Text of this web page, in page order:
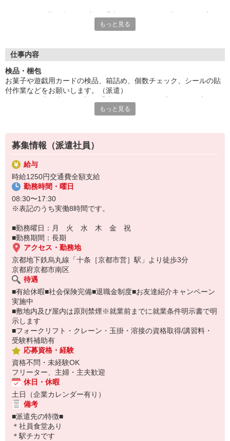
【キャンペーン】お友達紹介でデジタルギフト3000円分プレゼ
『テクノ・サービス』は、派遣業界大手スタッフサービスグルー
プです。
全国にあるお仕事の中から、一人ひとりのスキルや希望条件に応
じたお仕事をご案内します。
登録方法は、【オンライン】【電話】【登録会来場】の3つから
選べます♪
★★履歴書・証明写真は不要！★★
また、ご登録済の方はお仕事の紹介がスムーズです。
ご応募お待ちしています。
もっと見る
仕事内容
検品・梱包
お菓子や遊戯用カードの検品、箱詰め、個数チェック、シールの貼
付作業などをお願いします。（派遣）
＊簡単作業です
もっと見る
募集情報（派遣社員）
給与
時給1250円交通費全額支給
勤務時間・曜日
08:30〜17:30
※表記のうち実働8時間です。
■勤務曜日：月 火 水 木 金 祝
■勤務期間：長期
アクセス・勤務地
京都地下鉄烏丸線「十条［京都市営］駅」より徒歩3分
京都府京都市南区
待遇
■有給休暇■社会保険完備■退職金制度■お友達紹介キャンペーン
実施中
■敷地内及び屋内は原則禁煙※就業前までに就業条件明示書で明
示します
■フォークリフト・クレーン・玉掛・溶接の資格取得/講習料・
受験料補助有
応募資格・経験
資格不問・未経験OK
フリーター、主婦・主夫歓迎
休日・休暇
土日（企業カレンダー有り）
備考
■派遣先の特徴■
＊社員食堂あり
＊駅チカです